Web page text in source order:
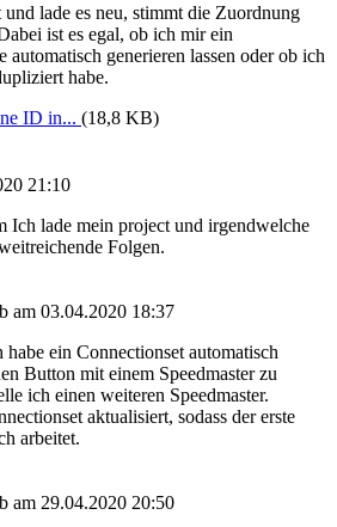
und lade es neu, stimmt die Zuordnung
ist es egal, ob ich mir ein
automatisch generieren lassen oder ob ich
habe.
ID in... (18,8 KB)
21:10
Ich lade mein project und irgendwelche
Folgen.
am 03.04.2020 18:37
ein Connectionset automatisch
Button mit einem Speedmaster zu
ich einen weiteren Speedmaster.
aktualisiert, sodass der erste
arbeitet.
am 29.04.2020 20:50